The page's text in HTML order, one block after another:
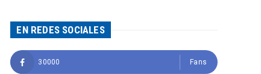
EN REDES SOCIALES
30000 Fans